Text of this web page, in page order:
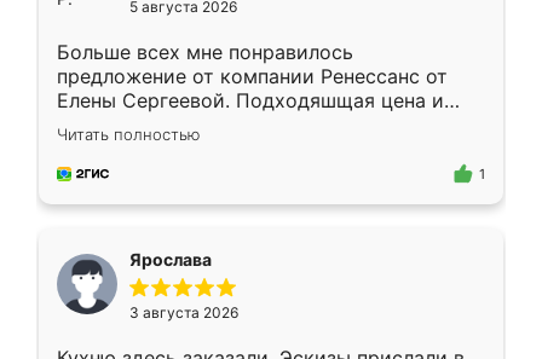
5 августа 2026
Больше всех мне понравилось
предложение от компании Ренессанс от
Елены Сергеевой. Подходяшщая цена и
короткие сроки изготовления. Приехавший
для замера сотрудник Владислав
предложил по моему эскизу самый
Читать полностью
1
Ярослава
3 августа 2026